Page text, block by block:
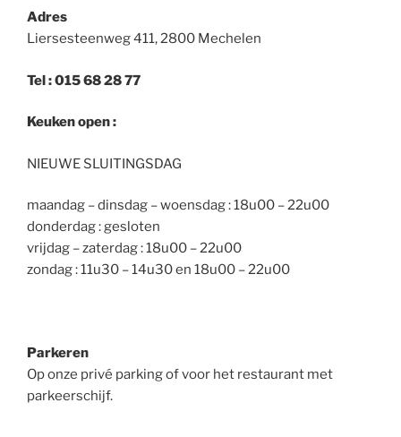
Adres
Liersesteenweg 411, 2800 Mechelen
Tel : 015 68 28 77
Keuken open :
NIEUWE SLUITINGSDAG
maandag – dinsdag – woensdag : 18u00 – 22u00
donderdag : gesloten
vrijdag – zaterdag : 18u00 – 22u00
zondag : 11u30 – 14u30 en 18u00 – 22u00
Parkeren
Op onze privé parking of voor het restaurant met
parkeerschijf.